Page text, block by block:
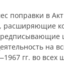
поправки в
расширяющие
на
гг. во всех